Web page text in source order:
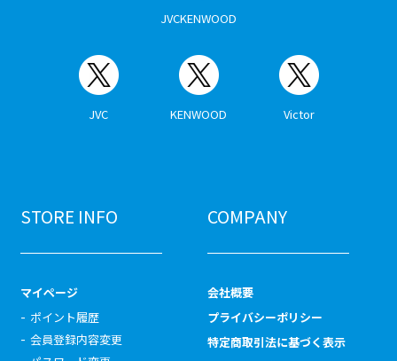
JVCKENWOOD
JVC KENWOOD Victor
STORE INFO
マイページ
ポイント履歴
会員登録内容変更
COMPANY
会社概要
プライバシーポリシー
特定商取引法に基づく表示